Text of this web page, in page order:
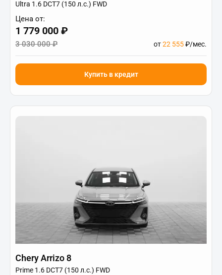
Ultra 1.6 DCT7 (150 л.с.) FWD
Цена от:
1 779 000 ₽
3 030 000 ₽ от22 555₽/мес.
Купить в кредит
Chery Arrizo 8
Prime 1.6 DCT7 (150 л.с.) FWD